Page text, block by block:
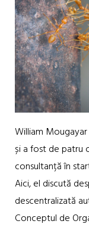
William
și a fost de patru
consultanță în
Aici, el discută
descentralizată
Conceptul de